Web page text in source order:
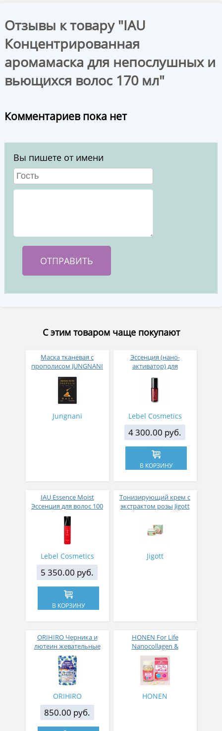
Отзывы к товару "IAU
Концентрированная
аромамаска для непослушных и
вьющихся волос 170 мл"
Комментариев пока нет
Вы пишете от имени
С этим товаром чаще покупают
Маска тканевая с
прополисом JUNGNANI
JNN-II URBAN DAILY
ROUTINE PROPOLIS
MASK 27 мл
Jungnani
Эссенция (нано-
активатор) для
Pure Booster
Lebel Cosmetics
4 300.00 руб.
В КОРЗИНУ
IAU Essence Moist
Эссенция для волос 100
мл
Lebel Cosmetics
5 350.00 руб.
В КОРЗИНУ
Тонизирующий крем с
экстрактом розы Jigott
Cream 100 мл
Jigott
ORIHIRO Черника и
лютеин жевательные
витамины для глаз со
вкусом черники № 120
ORIHIRO
850.00 руб.
HONEN For Life
Nanocollagen &
Hyaluronic Acid Нано
коллаген и
гиалуроновая кислота
120 капсул
HONEN